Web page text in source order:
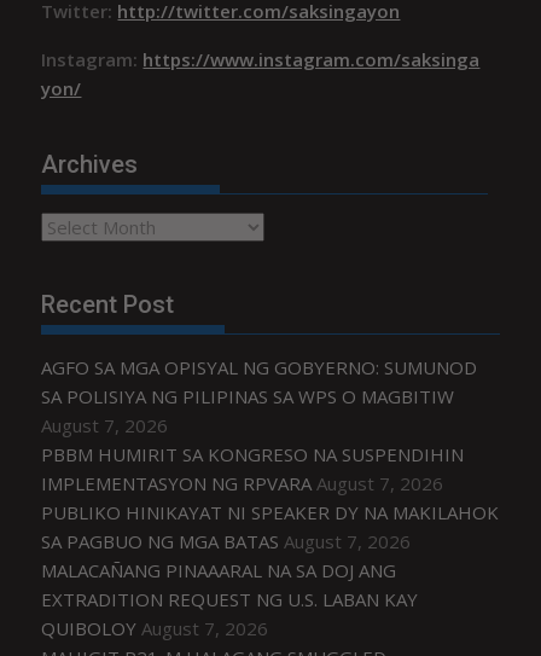
Twitter: http://twitter.com/saksingayon
Instagram: https://www.instagram.com/saksinga
yon/
Archives
Archives
Recent Post
AGFO SA MGA OPISYAL NG GOBYERNO: SUMUNOD
SA POLISIYA NG PILIPINAS SA WPS O MAGBITIW
August 7, 2026
PBBM HUMIRIT SA KONGRESO NA SUSPENDIHIN
IMPLEMENTASYON NG RPVARA August 7, 2026
PUBLIKO HINIKAYAT NI SPEAKER DY NA MAKILAHOK
SA PAGBUO NG MGA BATAS August 7, 2026
MALACAÑANG PINAAARAL NA SA DOJ ANG
EXTRADITION REQUEST NG U.S. LABAN KAY
QUIBOLOY August 7, 2026